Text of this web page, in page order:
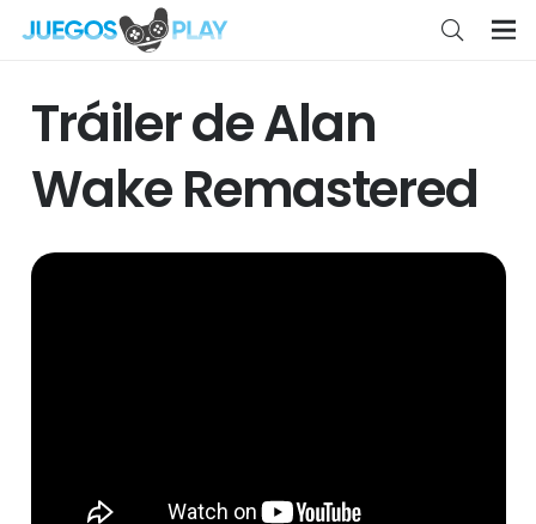
Tráiler de Alan
Wake Remastered